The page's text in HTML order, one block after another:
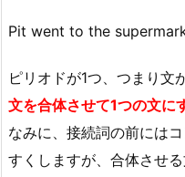
Pit went to the
ピリオドが1つ、つまり文
文を合体させて1つの文に
なみに、接続詞の前には
すくしますが、合体させ